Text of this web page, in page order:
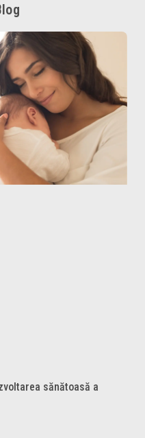
sănătoasă a